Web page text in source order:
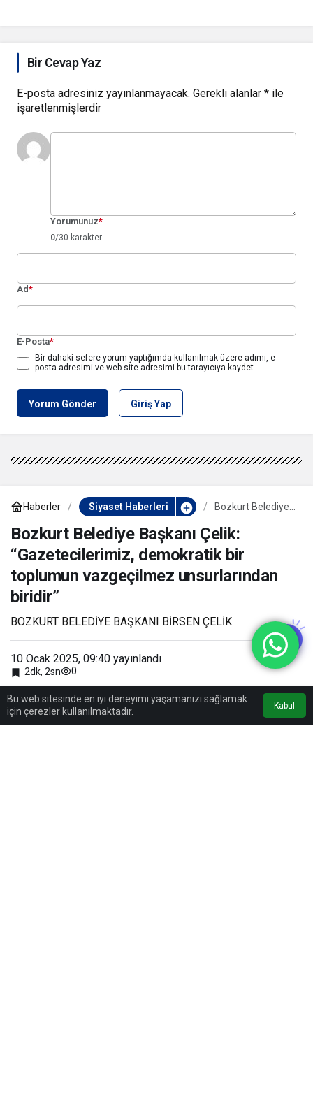
Bir Cevap Yaz
E-posta adresiniz yayınlanmayacak. Gerekli alanlar * ile
işaretlenmişlerdir
Yorumunuz*
0/30 karakter
Ad*
E-Posta*
Bir dahaki sefere yorum yaptığımda kullanılmak üzere adımı, e-
posta adresimi ve web site adresimi bu tarayıcıya kaydet.
Yorum Gönder Giriş Yap
Haberler Siyaset Haberleri
Bozkurt Belediye
“Gazetecilerimiz,
demokratik bir
toplumun
vazgeçilmez
unsurlarından
biridir”
Bozkurt Belediye Başkanı Çelik:
“Gazetecilerimiz, demokratik bir
toplumun vazgeçilmez unsurlarından
biridir”
BOZKURT BELEDİYE BAŞKANI BİRSEN ÇELİK
10 Ocak 2025, 09:40 yayınlandı
2dk, 2sn 0
Bu web sitesinde en iyi deneyimi yaşamanızı sağlamak
için çerezler kullanılmaktadır.
Kabul